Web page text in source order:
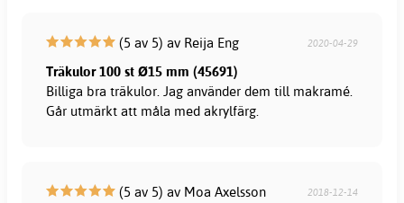
(5 av 5) av Reija Eng 2020-04-29
Träkulor 100 st Ø15 mm (45691)
Billiga bra träkulor. Jag använder dem till makramé.
Går utmärkt att måla med akrylfärg.
(5 av 5) av Moa Axelsson 2018-12-14